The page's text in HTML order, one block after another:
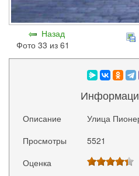
Назад
Фото 33 из 61
Описание
Улица
Просмотры
5521
Оценка